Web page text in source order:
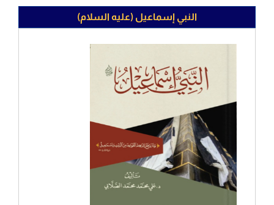
النبي إسماعيل (عليه السلام)